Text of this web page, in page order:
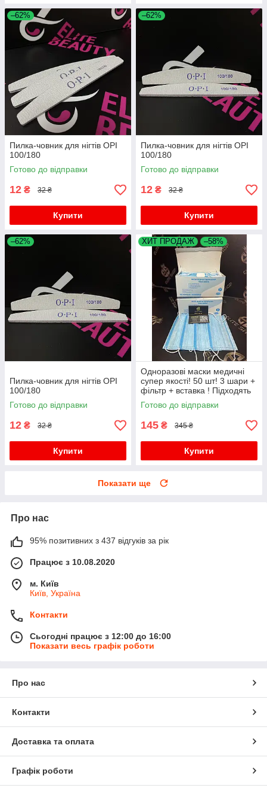
–62%
Пилка-човник для нігтів OPI
100/180
Готово до відправки
12 ₴ 32 ₴
Купити
–62%
Пилка-човник для нігтів OPI
100/180
Готово до відправки
12 ₴ 32 ₴
Купити
–62%
Пилка-човник для нігтів OPI
100/180
Готово до відправки
12 ₴ 32 ₴
Купити
ХИТ ПРОДАЖ –58%
Одноразові маски медичні
супер якості! 50 шт! 3 шари +
фільтр + вставка ! Підходять
дітям для школи!
Готово до відправки
145 ₴ 345 ₴
Купити
Показати ще
Про нас
95% позитивних з 437 відгуків за рік
Працює з 10.08.2020
м. Київ
Київ, Україна
Контакти
Сьогодні працює з 12:00 до 16:00
Показати весь графік роботи
Про нас
Контакти
Доставка та оплата
Графік роботи